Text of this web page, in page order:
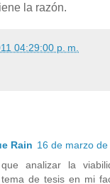
la razón.
04:29:00 p. m.
Rain 16 de marzo de
analizar la
de tesis en mi